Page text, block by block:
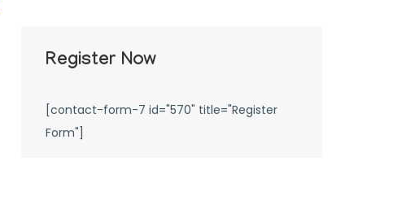
Register Now
[contact-form-7 id="570" title="Register
Form"]